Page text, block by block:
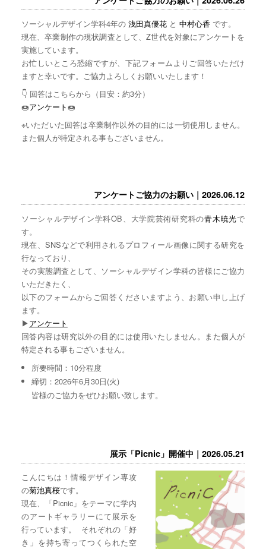
ソーシャルデザイン学科4年の 浅田真優花と 中村心香 です。
現在、卒業制作の現状調査として、Z世代を対象にアンケートを
実施しています。
お忙しいところ恐縮ですが、下記フォームよりご回答いただけ
ますと幸いです。ご協力よろしくお願いいたします！
👇 回答はこちらから（目安：約3分）
🍩アンケート🍩
※いただいた回答は卒業制作以外の目的には一切使用しません。
また個人が特定される事もございません。
アンケートご協力のお願い｜2026.06.12
ソーシャルデザイン学科OB、大学院芸術研究科の青木暁光で
す。
現在、SNSなどで利用されるプロフィール画像に関する研究を
行なっており、
その実態調査として、ソーシャルデザイン学科の皆様にご協力
いただきたく、
以下のフォームからご回答くださいますよう、お願い申し上げ
ます。
▶︎アンケート
回答内容は研究以外の目的には使用いたしません。また個人が
特定される事もございません。
所要時間：10分程度
締切：2026年6月30日(火)
皆様のご協力をぜひお願い致します。
展示「Picnic」開催中｜2026.05.21
こんにちは！情報デザイン専攻
の菊池真桜です。
現在、「Picnic」をテーマに学内
のアートギャラリーにて展示を
行っています。 それぞれの「好
き」を持ち寄ってつくられた空